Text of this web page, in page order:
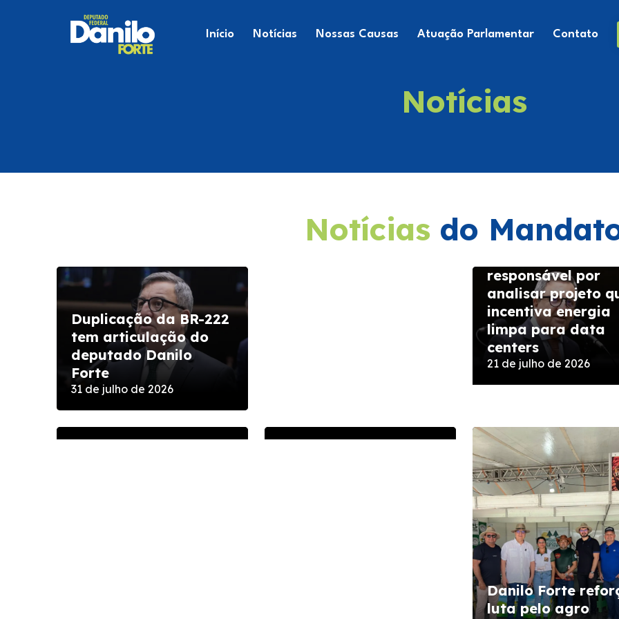
Início Notícias Nossas Causas Atuação Parlamentar Contato
Notícias
Notícias do
Duplicação da BR-222
tem articulação do
deputado Danilo
Forte
31 de julho de 2026
Halleluya consolida
calendário turístico
nacional
responsável por
analisar projeto
incentiva energia
limpa para data
centers
21 de julho de 2026
Danilo Forte defende
legislação mais rígida
para enfrentar o crime
Danilo Forte
luta pelo agro